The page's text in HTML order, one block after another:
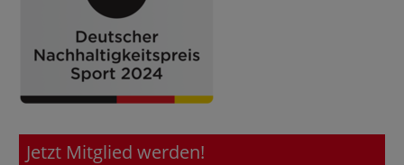
Jetzt Mitglied werden!